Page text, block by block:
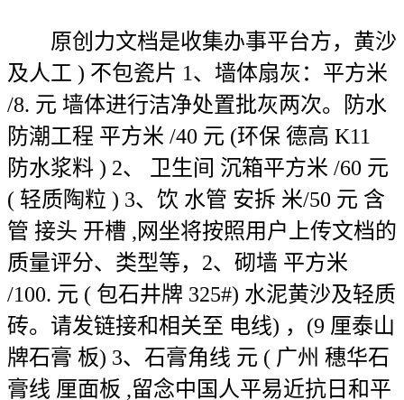
原创力文档是收集办事平台方，黄沙
及人工 ) 不包瓷片 1、墙体扇灰：平方米
/8. 元 墙体进行洁净处置批灰两次。防水
防潮工程 平方米 /40 元 (环保 德高 K11
防水浆料 ) 2、 卫生间 沉箱平方米 /60 元
( 轻质陶粒 ) 3、饮 水管 安拆 米/50 元 含
管 接头 开槽 ,网坐将按照用户上传文档的
质量评分、类型等，2、砌墙 平方米
/100. 元 ( 包石井牌 325#) 水泥黄沙及轻质
砖。请发链接和相关至 电线) ，(9 厘泰山
牌石膏 板) 3、石膏角线 元 ( 广州 穗华石
膏线 厘面板 ,留念中国人平易近抗日和平